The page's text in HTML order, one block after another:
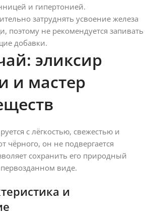
и гипертонией.
затруднять усвоение железа
поэтому не рекомендуется запивать
добавки.
эликсир
и мастер
с лёгкостью, свежестью и
чёрного, он не подвергается
сохранить его природный
первозданном виде.
и